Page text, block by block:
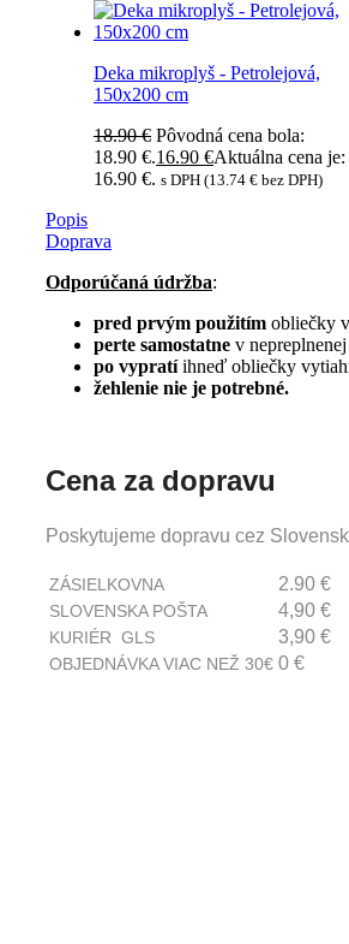
Deka mikroplyš - Petrolejová,
150x200 cm
18.90€ Pôvodná cena bola:
18.90 €.16.90 €Aktuálna cena je:
16.90 €. s DPH (13.74 € bez DPH)
Popis
Doprava
Odporúčaná údržba:
pred prvým použitím obliečky
perte samostatne v
po vypratíihneď obliečky
žehlenie nie je potrebné.
Cena za dopravu
Poskytujeme dopravu cez
ZÁSIELKOVNA 2.90 €
SLOVENSKA POŠTA 4,90 €
KURIÉR GLS 3,90 €
OBJEDNÁVKA VIAC NEŽ 30€ 0 €